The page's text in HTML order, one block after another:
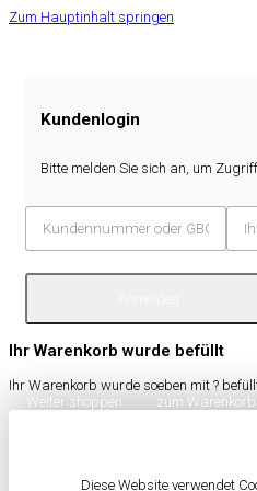
Zum Hauptinhalt springen
Kundenlogin
Bitte melden Sie sich an, um
Ihr Warenkorb wurde befüllt
Ihr Warenkorb wurde soeben mit ?
Weiter shoppen
zum Warenkorb
Diese Website verwendet